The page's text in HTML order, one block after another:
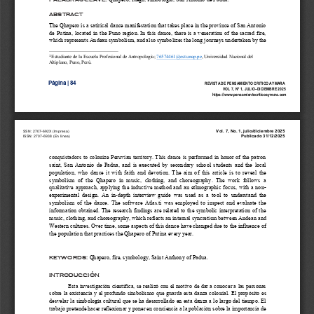
Página | 84
REVISTA DE PENSAMIENTO CRITICO AYMARA
VOL 7, N° 1 JULIO– DICIEMBRE 2025
https://www.pensamientocriticoaymara.com
ABSTRACT
The Qhapero is a satirical dance manifestation that takes place in the province of San Antonio
de  Putina,  located  in  the  Puno  region.  In  this  dance, there is  a  veneration  of  the  sacred  fire,
which represents Andean symbolism, and also symbolizes the long journeys undertaken by the
1 Estudiante de la Escuela Profesional de Antropología; 76574461@est.unap.pe, Universidad Nacional del
Altiplano, Puno, Perú.
SSN: 2707- 692X (Impresa) Vol. 7, No. 1 julio/diciembre 2025
ISSN: 2707-6938 (En línea) Publicado 31/12/2025
conquistadors to colonize Peruvian territory. This dance is performed in honor of the patron
saint,  San  Antonio  de  Padua,  and  is  executed  by  secondary  school  students  and  the  local
population,  who  dance  it  with  faith  and  devotion.  The  aim  of  this  article  is  to  reveal  the
symbolism  of  the  Qhapero  in  music,  clothing,  and  choreography.  The  work  follows  a
qualitative  approach, applying the inductive  method  and an  ethnographic  focus,  with  a  non-
experimental  design.  An  in-depth  interview  guide  was  used  as  a  tool to  understand  the
symbolism  of  the  dance.  The  software  Atlas.ti  was  employed  to  inspect  and  evaluate  the
information  obtained.  The  research  findings  are  related to  the  symbolic interpretation  of  the
music, clothing, and choreography, which reflects an internal syncretism between Andean and
Western cultures. Over time, some aspects of this dance have changed due to the influence of
the population that practices the Qhapero of Putina every year.
KEYWORDS: Qhapero, fire, symbology, Saint Anthony of Padua
INTRODUCCIÓN
Esta investigación científica, se realizó con el motivo de dar a conocer a las personas
sobre la existencia y el profundo simbolismo que guarda esta danza colonial. El propósito es
desvelar la simbología cultural que se ha desarrollado en esta danza a lo largo del tiempo. El
trabajo pretende hacer reflexionar y poner en conciencia a la población sobre la importancia de